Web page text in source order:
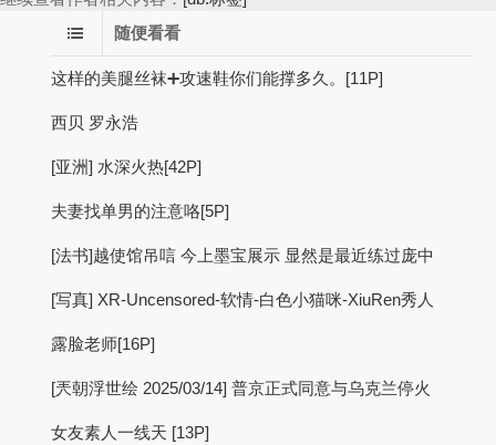
随便看看
这样的美腿丝袜➕攻速鞋你们能撑多久。[11P]
西贝 罗永浩
[亚洲] 水深火热[42P]
夫妻找单男的注意咯[5P]
[法书]越使馆吊唁 今上墨宝展示 显然是最近练过庞中
[写真] XR-Uncensored-软情-白色小猫咪-XiuRen秀人
露脸老师[16P]
[兲朝浮世绘 2025/03/14] 普京正式同意与乌克兰停火
女友素人一线天 [13P]